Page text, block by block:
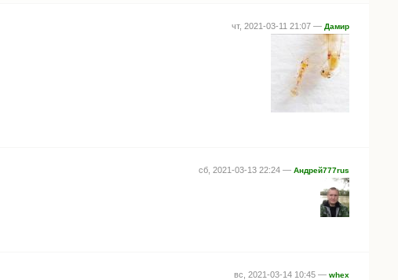
чт, 2021-03-11 21:07 — Дамир
сб, 2021-03-13 22:24 — Андрей777rus
вс, 2021-03-14 10:45 — whex